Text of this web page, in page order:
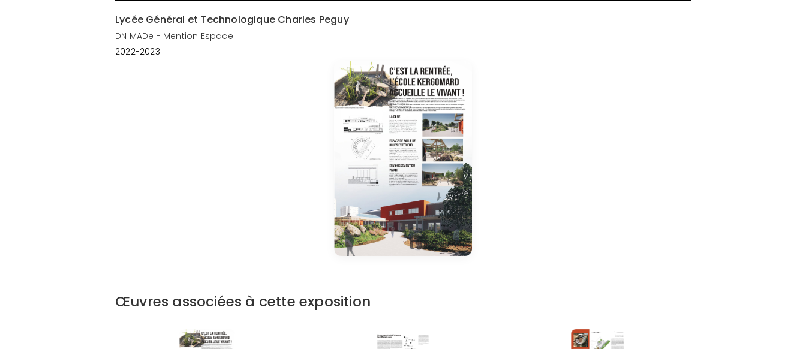
Lycée Général et Technologique Charles Peguy
DN MADe - Mention Espace
2022-2023
Œuvres associées à cette exposition